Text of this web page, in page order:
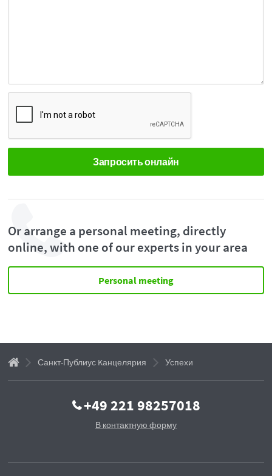
Or arrange a personal meeting, directly
online, with one of our experts in your area
Personal meeting
Санкт-Публиус Kанцелярия Успехи
+49 221 98257018
В контактную форму